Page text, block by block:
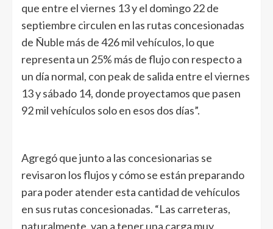
que entre el viernes 13 y el domingo 22 de
septiembre circulen en las rutas concesionadas
de Ñuble más de 426 mil vehículos, lo que
representa un 25% más de flujo con respecto a
un día normal, con peak de salida entre el viernes
13 y sábado 14, donde proyectamos que pasen
92 mil vehículos solo en esos dos días”.
Agregó que junto a las concesionarias se
revisaron los flujos y cómo se están preparando
para poder atender esta cantidad de vehículos
en sus rutas concesionadas. “Las carreteras,
naturalmente, van a tener una carga muy